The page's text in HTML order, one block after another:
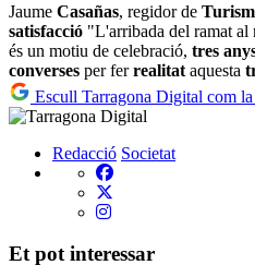
Jaume Casañas, regidor de
satisfacció "L'arribada del ramat al
és un motiu de celebració, tres
converses per ferrealitat aquesta
Escull Tarragona Digital com
Redacció Societat
Et pot interessar